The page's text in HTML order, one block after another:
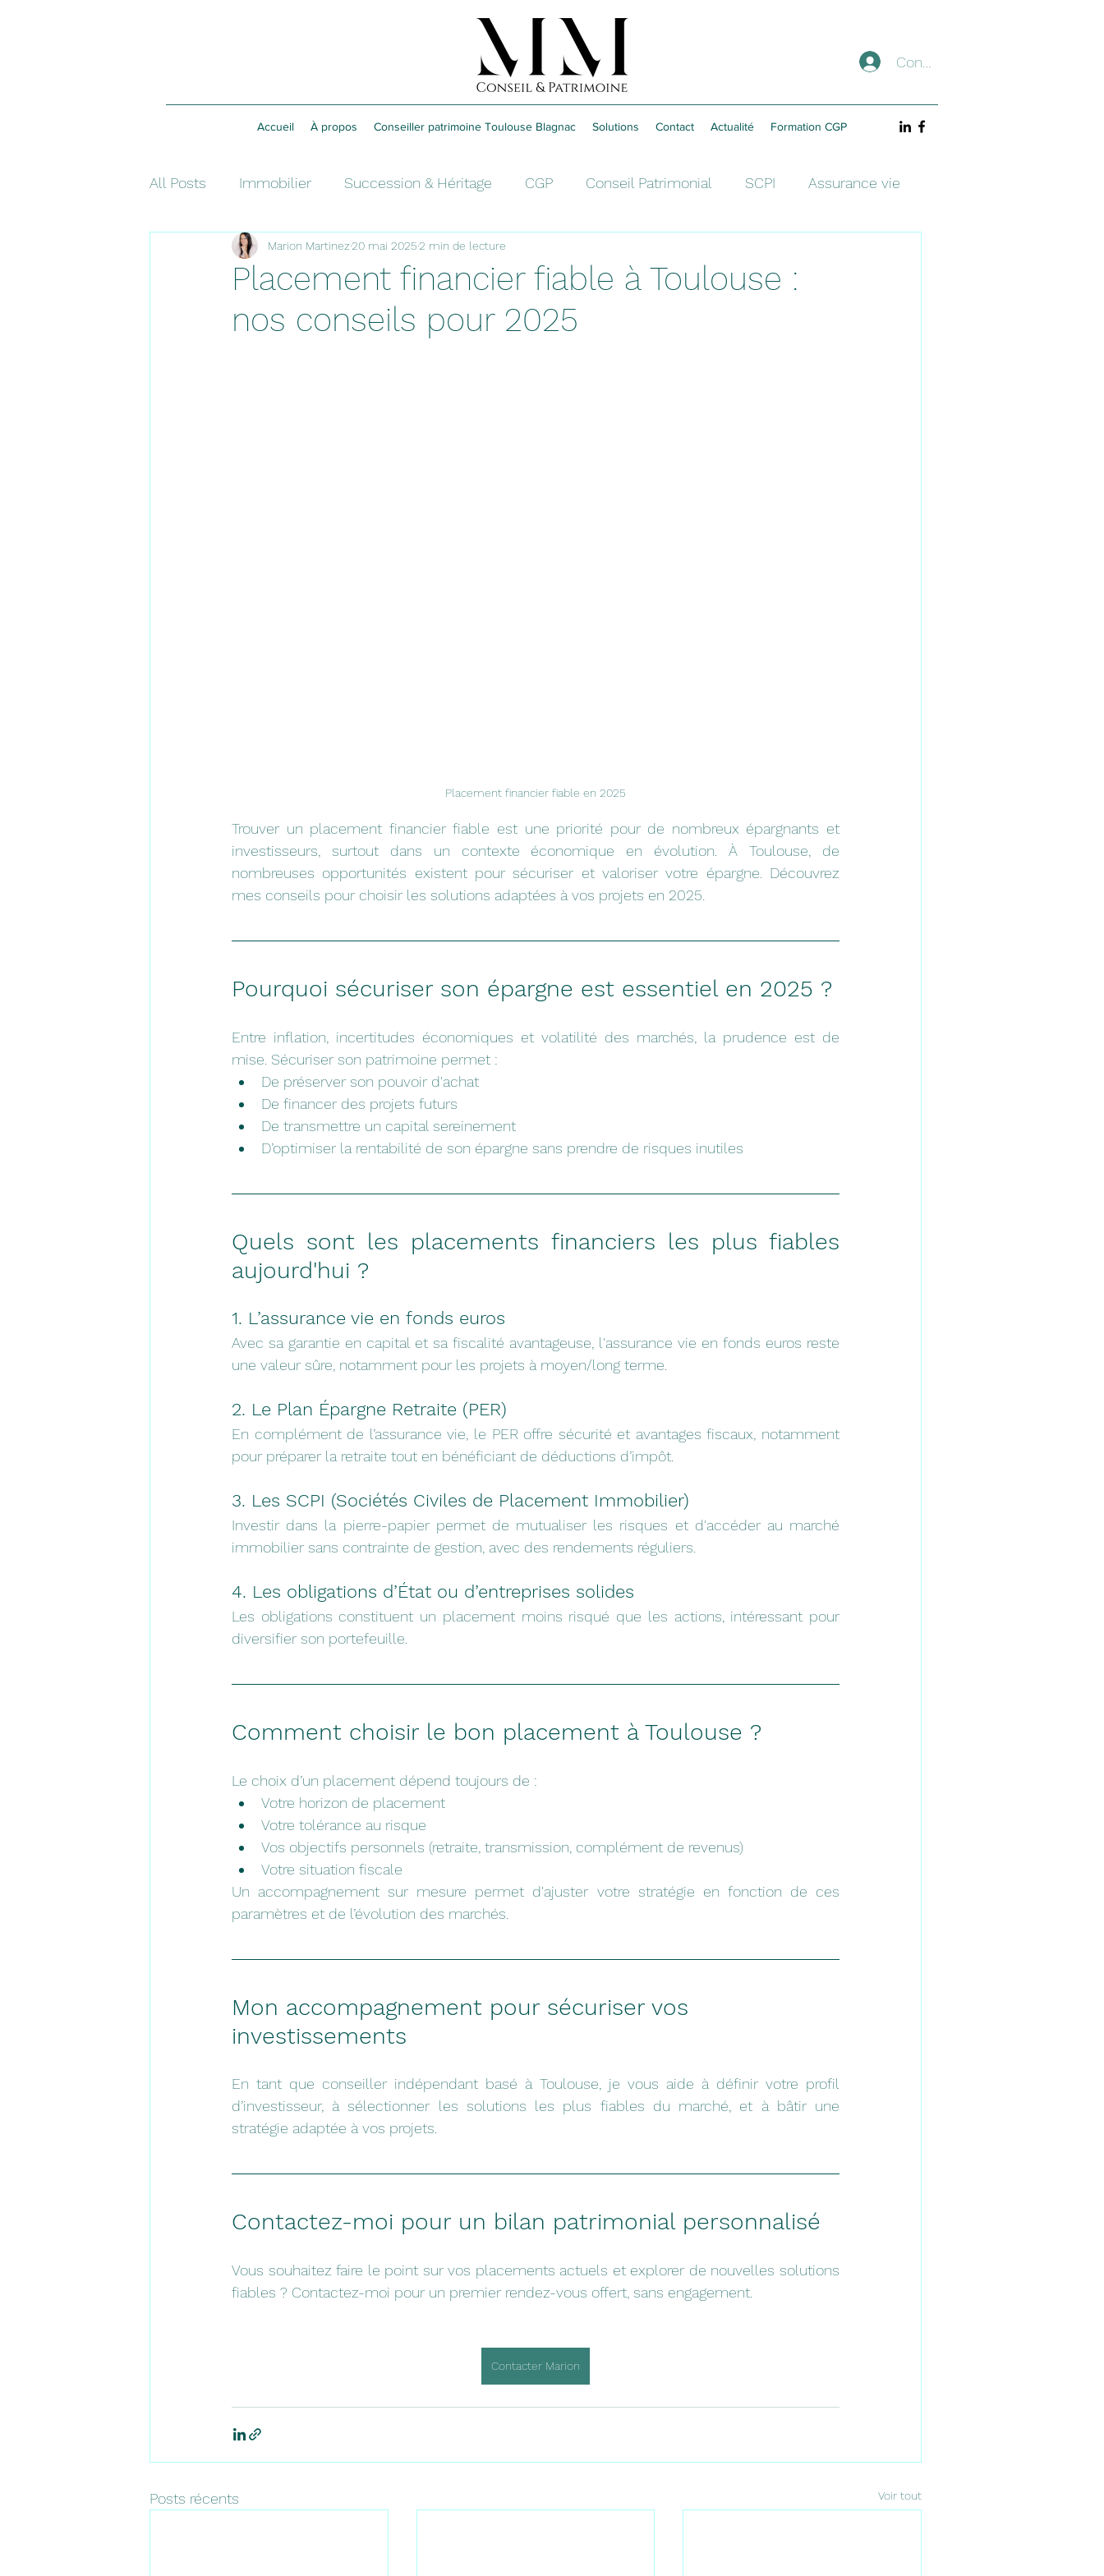
Connexion
Accueil À propos Conseiller patrimoine Toulouse Blagnac Solutions Contact Actualité Formation CGP
All Posts Immobilier Succession & Héritage CGP Conseil Patrimonial SCPI Assurance vie
Investissement Fiscalité Retraite Épargne
Placement financier fiable à Toulouse :
nos conseils pour 2025
Marion Martinez20 mai 20252 min de lecture
Placement financier fiable en 2025
Trouver un placement financier fiable est une priorité pour de nombreux épargnants et
investisseurs, surtout dans un contexte économique en évolution. À Toulouse, de
nombreuses opportunités existent pour sécuriser et valoriser votre épargne. Découvrez
mes conseils pour choisir les solutions adaptées à vos projets en 2025.
Pourquoi sécuriser son épargne est essentiel en 2025 ?
Entre inflation, incertitudes économiques et volatilité des marchés, la prudence est de
mise. Sécuriser son patrimoine permet :
De préserver son pouvoir d'achat
De financer des projets futurs
De transmettre un capital sereinement
D’optimiser la rentabilité de son épargne sans prendre de risques inutiles
Quels sont les placements financiers les plus fiables
aujourd'hui ?
1. L’assurance vie en fonds euros
Avec sa garantie en capital et sa fiscalité avantageuse, l'assurance vie en fonds euros reste
une valeur sûre, notamment pour les projets à moyen/long terme.
2. Le Plan Épargne Retraite (PER)
En complément de l’assurance vie, le PER offre sécurité et avantages fiscaux, notamment
pour préparer la retraite tout en bénéficiant de déductions d’impôt.
3. Les SCPI (Sociétés Civiles de Placement Immobilier)
Investir dans la pierre-papier permet de mutualiser les risques et d'accéder au marché
immobilier sans contrainte de gestion, avec des rendements réguliers.
4. Les obligations d’État ou d’entreprises solides
Les obligations constituent un placement moins risqué que les actions, intéressant pour
diversifier son portefeuille.
Comment choisir le bon placement à Toulouse ?
Le choix d’un placement dépend toujours de :
Votre horizon de placement
Votre tolérance au risque
Vos objectifs personnels (retraite, transmission, complément de revenus)
Votre situation fiscale
Un accompagnement sur mesure permet d'ajuster votre stratégie en fonction de ces
paramètres et de l’évolution des marchés.
Mon accompagnement pour sécuriser vos
investissements
En tant que conseiller indépendant basé à Toulouse, je vous aide à définir votre profil
d’investisseur, à sélectionner les solutions les plus fiables du marché, et à bâtir une
stratégie adaptée à vos projets.
Contactez-moi pour un bilan patrimonial personnalisé
Vous souhaitez faire le point sur vos placements actuels et explorer de nouvelles solutions
fiables ? Contactez-moi pour un premier rendez-vous offert, sans engagement.
Contacter Marion
Posts récents Voir tout